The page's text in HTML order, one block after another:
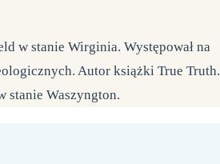
w stanie Wirginia. Występował na
Autor książki True Truth.
stanie Waszyngton.